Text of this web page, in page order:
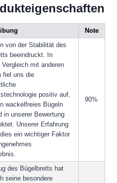
Note
von der Stabilität des
beeindruckt. In
Vergleich mit anderen
fiel uns die
positiv auf,
wackelfreies Bügeln
in unserer Bewertung
Unserer Erfahrung
ein wichtiger Faktor
90%
des Bügelbretts hat
seine besondere